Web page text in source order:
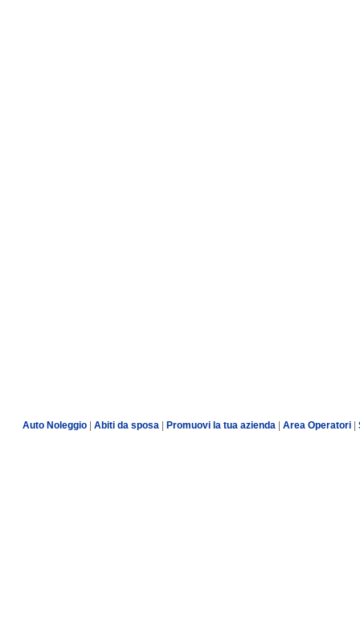
Auto Noleggio Abiti da sposa Promuovi la tua azienda Area Operatori